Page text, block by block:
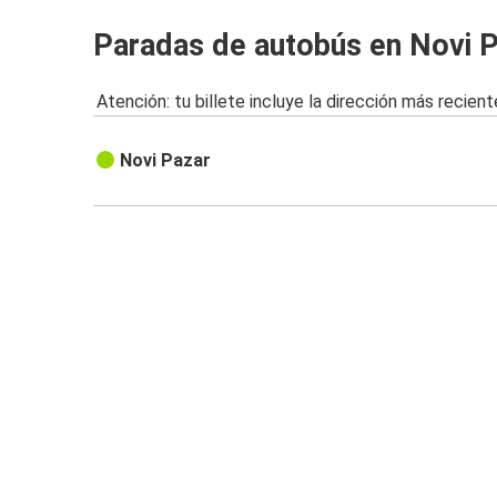
Paradas de autobús en Novi
Atención: tu billete incluye la dirección más
Novi Pazar